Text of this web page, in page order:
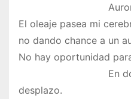
El oleaje pasea mi
no dando chance a un
No hay oportunidad
En
desplazo.